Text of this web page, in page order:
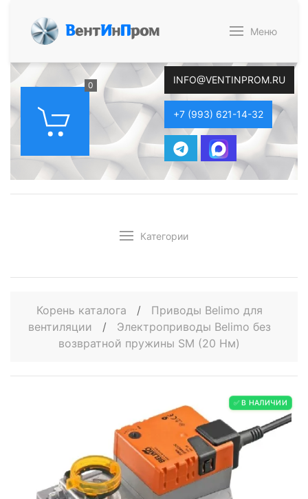
ВентИнПром Меню
0 INFO@VENTINPROM.RU
+7 (993) 621-14-32
Категории
Корень каталога /
Приводы Belimo для
вентиляции
/
Электроприводы Belimo без
возвратной пружины SM (20 Нм)
✅ В НАЛИЧИИ